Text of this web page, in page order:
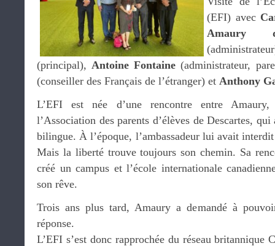
(EFI) avec
Amaury
(principal),Antoine Fontaine (administrateur,
(conseiller des Français de l’étranger) et Anthony
L’EFI est née d’une rencontre entre Amaury,
l’Association des parents d’élèves de Descartes,
bilingue. À l’époque, l’ambassadeur lui avait
Mais la liberté trouve toujours son chemin. Sa
créé un campus et l’école internationale
son rêve.
Trois ans plus tard, Amaury a demandé à
réponse.
L’EFI s’est donc rapprochée du réseau britannique